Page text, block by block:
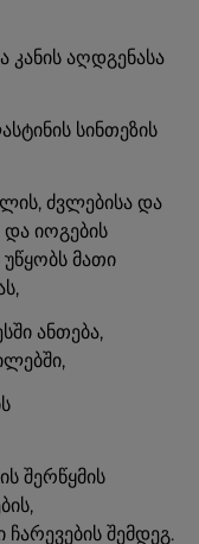
კანის აღდგენასა
სინთეზის
ძვლებისა და
და იოგების
მათი
ანთება,
შერწყმის
შემდეგ.